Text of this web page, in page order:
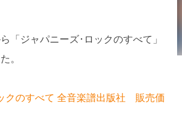
「ジャパニーズ･ロックのすべて」
。
クのすべて 全音楽譜出版社 販売価